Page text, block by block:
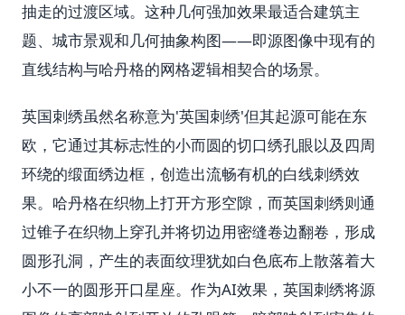
抽走的过渡区域。这种几何强加效果最适合建筑主
题、城市景观和几何抽象构图——即源图像中现有的
直线结构与哈丹格的网格逻辑相契合的场景。
英国刺绣虽然名称意为'英国刺绣'但其起源可能在东
欧，它通过其标志性的小而圆的切口绣孔眼以及四周
环绕的缎面绣边框，创造出流畅有机的白线刺绣效
果。哈丹格在织物上打开方形空隙，而英国刺绣则通
过锥子在织物上穿孔并将切边用密缝卷边翻卷，形成
圆形孔洞，产生的表面纹理犹如白色底布上散落着大
小不一的圆形开口星座。作为AI效果，英国刺绣将源